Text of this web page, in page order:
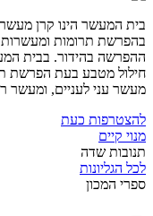
בית המעשר הינו קרן
בהפרשת תרומות
ההפרשה בהידור. בבית
חילול מטבע בעת הפרשת
מעשר עני לעניים, ומעשר
להצטרפות כעת
מנוי קיים
תנובות שדה
לכל הגליונות
ספרי המכון